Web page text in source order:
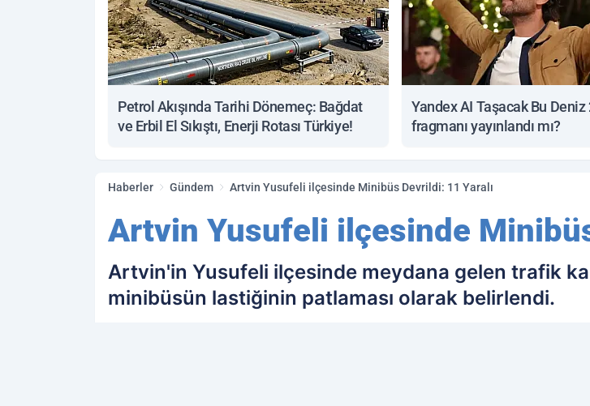
Petrol Akışında Tarihi Dönemeç: Bağdat
ve Erbil El Sıkıştı, Enerji Rotası Türkiye!
Yandex AI Taşacak Bu
fragmanı yayınlandı mı?
Haberler Gündem Artvin Yusufeli ilçesinde Minibüs Devrildi: 11 Yaralı
Artvin Yusufeli ilçesinde
Artvin'in Yusufeli ilçesinde meydana gelen trafik
minibüsün lastiğinin patlaması olarak belirlendi.